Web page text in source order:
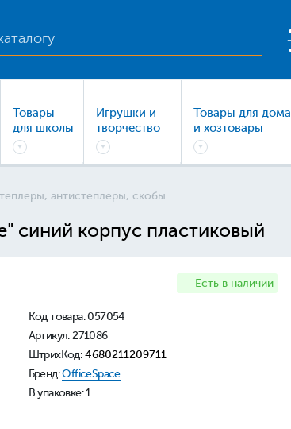
Товары
для школы
Игрушки и
творчество
Товары для дома
и хозтовары
антистеплеры, скобы
синий корпус пластиковый
Есть в наличии
Код товара:057054
Артикул: 271086
ШтрихКод: 4680211209711
Бренд:OfficeSpace
В упаковке: 1